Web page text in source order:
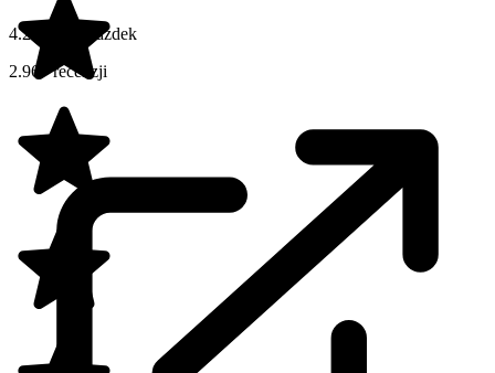
4.2 na 5 gwiazdek
2.967 recenzji